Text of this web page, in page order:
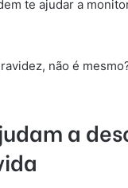
te ajudar a
não é
a